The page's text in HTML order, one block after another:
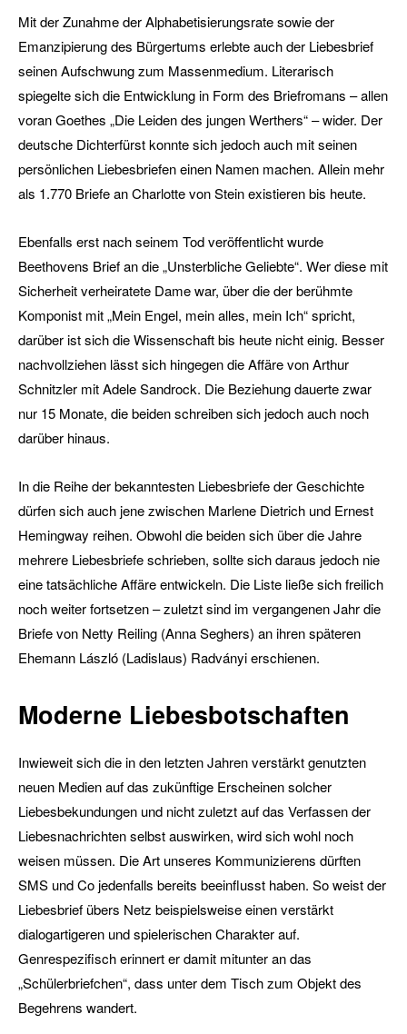
Mit der Zunahme der Alphabetisierungsrate sowie der
Emanzipierung des Bürgertums erlebte auch der Liebesbrief
seinen Aufschwung zum Massenmedium. Literarisch
spiegelte sich die Entwicklung in Form des Briefromans – allen
voran Goethes „Die Leiden des jungen Werthers“ – wider. Der
deutsche Dichterfürst konnte sich jedoch auch mit seinen
persönlichen Liebesbriefen einen Namen machen. Allein mehr
als 1.770 Briefe an Charlotte von Stein existieren bis heute.
Ebenfalls erst nach seinem Tod veröffentlicht wurde
Beethovens Brief an die „Unsterbliche Geliebte“. Wer diese mit
Sicherheit verheiratete Dame war, über die der berühmte
Komponist mit „Mein Engel, mein alles, mein Ich“ spricht,
darüber ist sich die Wissenschaft bis heute nicht einig. Besser
nachvollziehen lässt sich hingegen die Affäre von Arthur
Schnitzler mit Adele Sandrock. Die Beziehung dauerte zwar
nur 15 Monate, die beiden schreiben sich jedoch auch noch
darüber hinaus.
In die Reihe der bekanntesten Liebesbriefe der Geschichte
dürfen sich auch jene zwischen Marlene Dietrich und Ernest
Hemingway reihen. Obwohl die beiden sich über die Jahre
mehrere Liebesbriefe schrieben, sollte sich daraus jedoch nie
eine tatsächliche Affäre entwickeln. Die Liste ließe sich freilich
noch weiter fortsetzen – zuletzt sind im vergangenen Jahr die
Briefe von Netty Reiling (Anna Seghers) an ihren späteren
Ehemann László (Ladislaus) Radványi erschienen.
Moderne Liebesbotschaften
Inwieweit sich die in den letzten Jahren verstärkt genutzten
neuen Medien auf das zukünftige Erscheinen solcher
Liebesbekundungen und nicht zuletzt auf das Verfassen der
Liebesnachrichten selbst auswirken, wird sich wohl noch
weisen müssen. Die Art unseres Kommunizierens dürften
SMS und Co jedenfalls bereits beeinflusst haben. So weist der
Liebesbrief übers Netz beispielsweise einen verstärkt
dialogartigeren und spielerischen Charakter auf.
Genrespezifisch erinnert er damit mitunter an das
„Schülerbriefchen“, dass unter dem Tisch zum Objekt des
Begehrens wandert.